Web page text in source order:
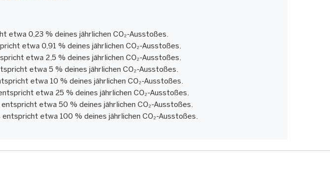
etwa 0,23 % deines jährlichen CO₂-Ausstoßes.
etwa 0,91 % deines jährlichen CO₂-Ausstoßes.
etwa 2,5 % deines jährlichen CO₂-Ausstoßes.
etwa 5 % deines jährlichen CO₂-Ausstoßes.
etwa 10 % deines jährlichen CO₂-Ausstoßes.
etwa 25 % deines jährlichen CO₂-Ausstoßes.
etwa 50 % deines jährlichen CO₂-Ausstoßes.
etwa 100 % deines jährlichen CO₂-Ausstoßes.